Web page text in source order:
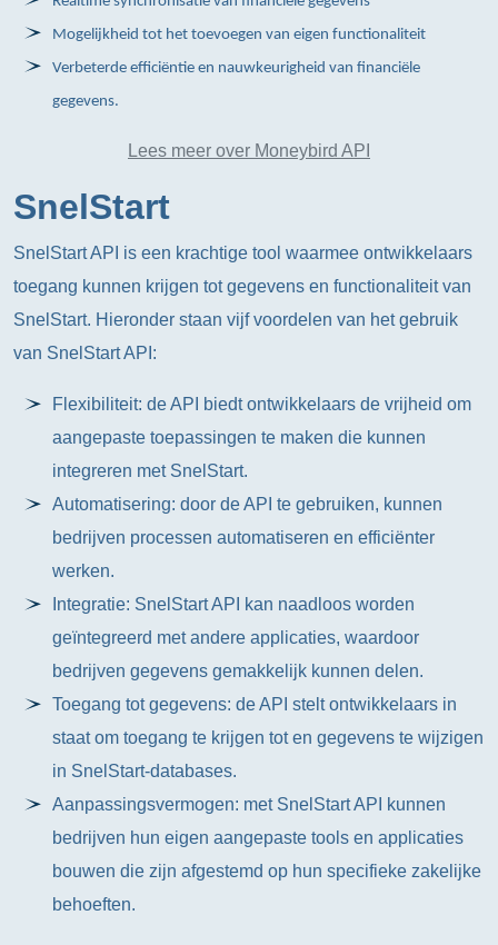
Mogelijkheid tot het toevoegen van eigen functionaliteit
Verbeterde efficiëntie en nauwkeurigheid van financiële
gegevens.
Lees meer over Moneybird API
SnelStart
SnelStart API is een krachtige tool waarmee ontwikkelaars
toegang kunnen krijgen tot gegevens en functionaliteit van
SnelStart. Hieronder staan vijf voordelen van het gebruik
van SnelStart API:
Flexibiliteit: de API biedt ontwikkelaars de vrijheid om
aangepaste toepassingen te maken die kunnen
integreren met SnelStart.
Automatisering: door de API te gebruiken, kunnen
bedrijven processen automatiseren en efficiënter
werken.
Integratie: SnelStart API kan naadloos worden
geïntegreerd met andere applicaties, waardoor
bedrijven gegevens gemakkelijk kunnen delen.
Toegang tot gegevens: de API stelt ontwikkelaars in
staat om toegang te krijgen tot en gegevens te wijzigen
in SnelStart-databases.
Aanpassingsvermogen: met SnelStart API kunnen
bedrijven hun eigen aangepaste tools en applicaties
bouwen die zijn afgestemd op hun specifieke zakelijke
behoeften.